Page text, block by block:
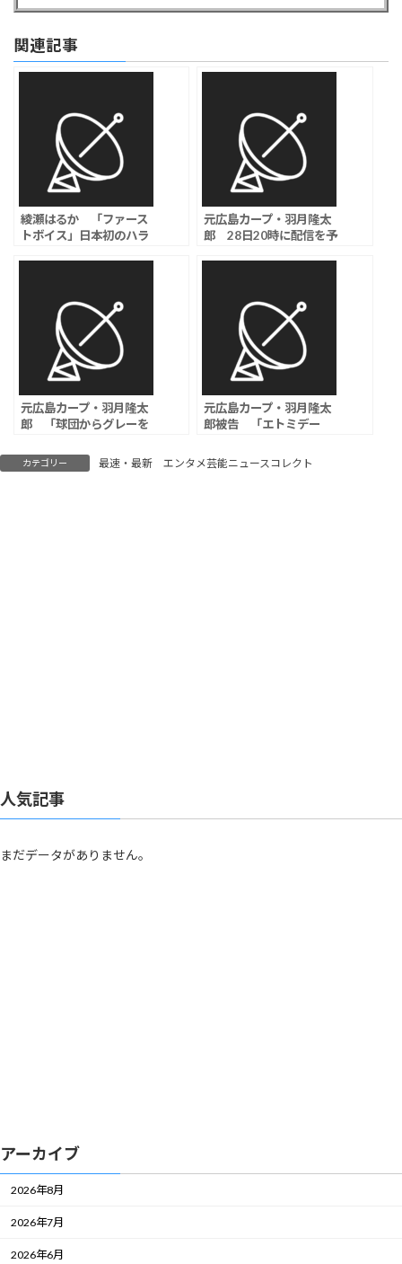
関連記事
綾瀬はるか 「ファース
トボイス」日本初のハラ
元広島カープ・羽月隆太
郎 28日20時に配信を予
元広島カープ・羽月隆太
郎 「球団からグレーを
いと言われた」告発に、
広島・鈴木本部長「ネッ
元広島カープ・羽月隆太
郎被告 「エトミデー
行猶予3年の判決、「周
囲に吸っているカープ選
カテゴリー 最速・最新 エンタメ芸能ニュースコレクト
人気記事
まだデータがありません。
アーカイブ
2026年8月
2026年7月
2026年6月